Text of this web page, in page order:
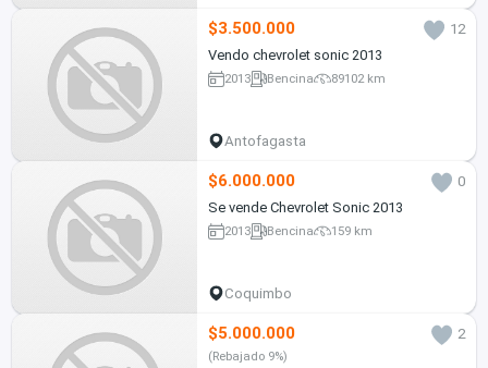
$3.500.000
12
Vendo chevrolet sonic 2013
2013 Bencina 89102 km
Antofagasta
$6.000.000
0
Se vende Chevrolet Sonic 2013
2013 Bencina 159 km
Coquimbo
$5.000.000 2
(Rebajado 9%)